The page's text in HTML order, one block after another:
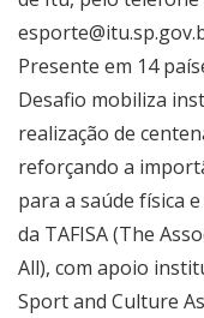
Presente em 14
Desafio mobiliza
realização de
reforçando a
para a saúde física
da TAFISA (The
All), com apoio
Sport and Culture